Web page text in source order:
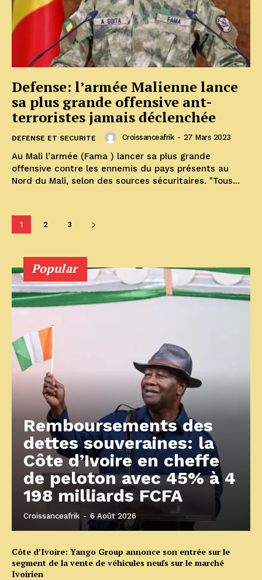
Defense: l’armée Malienne lance
sa plus grande offensive ant-
terroristes jamais déclenchée
DEFENSE ET SECURITE Croissanceafrik - 27 Mars 2023
Au Mali l’armée (Fama ) lancer sa plus grande
offensive contre les ennemis du pays présents au
Nord du Mali, selon des sources sécuritaires. "Tous...
1 2 3
Popular
Remboursements des
dettes souveraines: la
Côte d’Ivoire en cheffe
de peloton avec 45% à 4
198 milliards FCFA
Croissanceafrik - 6 Août 2026
Côte d’Ivoire: Yango Group annonce son entrée sur le
segment de la vente de véhicules neufs sur le marché
Ivoirien